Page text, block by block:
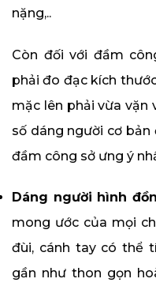
nặng,..
Còn đối với đầm
phải đo đạc kích
mặc lên phải vừa vặn
số dáng người cơ
đầm công sở ưng ý
Dáng người hình
mong ước của mọi
đùi, cánh tay có thể
gần như thon gọn